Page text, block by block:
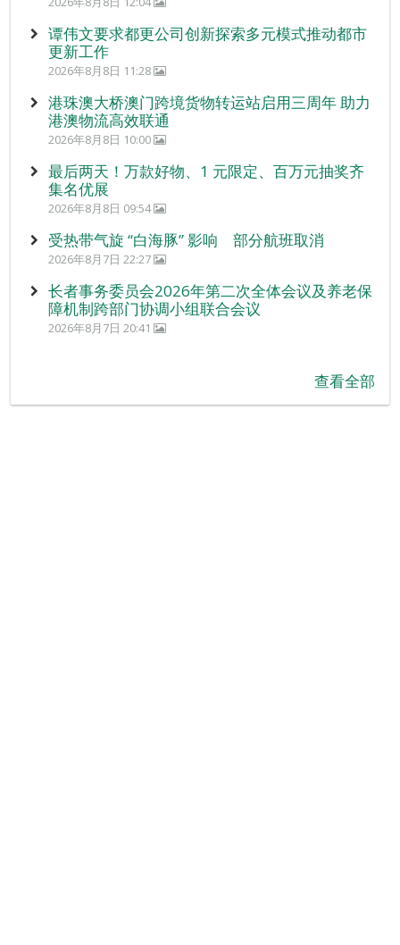
谭伟文要求都更公司创新探索多元模式推动都市
更新工作
2026年8月8日 11:28
港珠澳大桥澳门跨境货物转运站启用三周年 助力
港澳物流高效联通
2026年8月8日 10:00
最后两天！万款好物、1 元限定、百万元抽奖齐
集名优展
2026年8月8日 09:54
受热带气旋 “白海豚” 影响 部分航班取消
2026年8月7日 22:27
长者事务委员会2026年第二次全体会议及养老保
障机制跨部门协调小组联合会议
2026年8月7日 20:41
查看全部